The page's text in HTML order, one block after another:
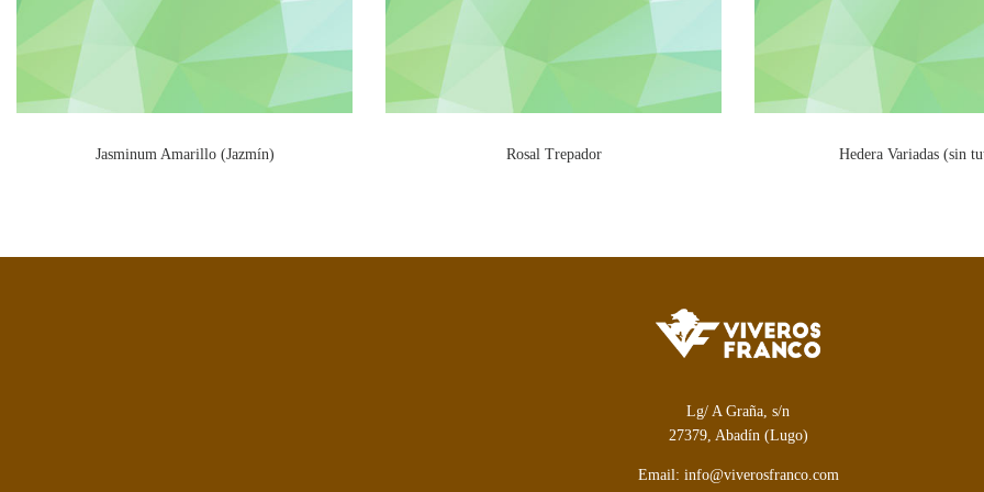
Jasminum Amarillo (Jazmín) Rosal Trepador Hedera Variadas (sin
Lg/ A Graña, s/n
27379, Abadín (Lugo)
Email: info@viverosfranco.com